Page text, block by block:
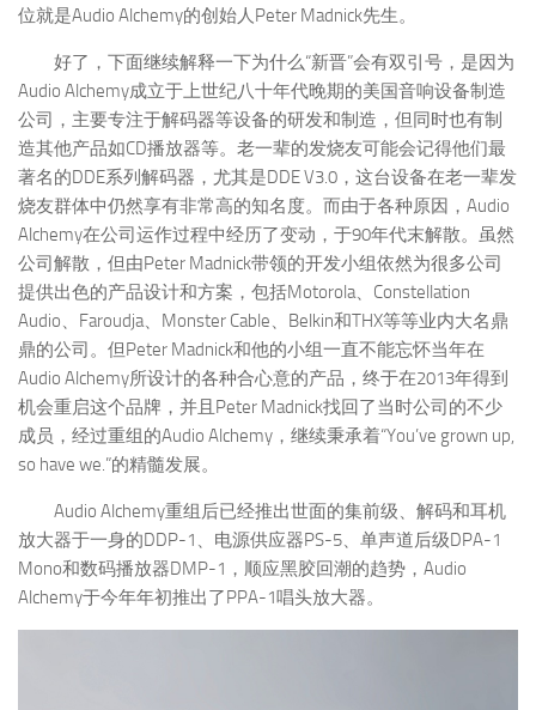
位就是Audio Alchemy的创始人Peter Madnick先生。
好了，下面继续解释一下为什么“新晋”会有双引号，是因为
Audio Alchemy成立于上世纪八十年代晚期的美国音响设备制造
公司，主要专注于解码器等设备的研发和制造，但同时也有制
造其他产品如CD播放器等。老一辈的发烧友可能会记得他们最
著名的DDE系列解码器，尤其是DDE V3.0，这台设备在老一辈发
烧友群体中仍然享有非常高的知名度。而由于各种原因，Audio
Alchemy在公司运作过程中经历了变动，于90年代末解散。虽然
公司解散，但由Peter Madnick带领的开发小组依然为很多公司
提供出色的产品设计和方案，包括Motorola、Constellation
Audio、Faroudja、Monster Cable、Belkin和THX等等业内大名鼎
鼎的公司。但Peter Madnick和他的小组一直不能忘怀当年在
Audio Alchemy所设计的各种合心意的产品，终于在2013年得到
机会重启这个品牌，并且Peter Madnick找回了当时公司的不少
成员，经过重组的Audio Alchemy，继续秉承着“You’ve grown up,
so have we.”的精髓发展。
Audio Alchemy重组后已经推出世面的集前级、解码和耳机
放大器于一身的DDP-1、电源供应器PS-5、单声道后级DPA-1
Mono和数码播放器DMP-1，顺应黑胶回潮的趋势，Audio
Alchemy于今年年初推出了PPA-1唱头放大器。